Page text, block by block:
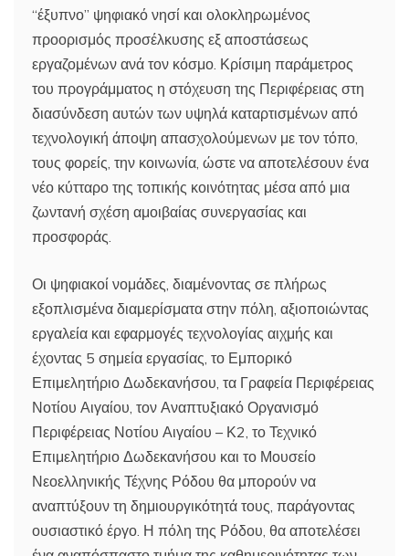
“έξυπνο” ψηφιακό νησί και ολοκληρωμένος
προορισμός προσέλκυσης εξ αποστάσεως
εργαζομένων ανά τον κόσμο. Κρίσιμη παράμετρος
του προγράμματος η στόχευση της Περιφέρειας στη
διασύνδεση αυτών των υψηλά καταρτισμένων από
τεχνολογική άποψη απασχολούμενων με τον τόπο,
τους φορείς, την κοινωνία, ώστε να αποτελέσουν ένα
νέο κύτταρο της τοπικής κοινότητας μέσα από μια
ζωντανή σχέση αμοιβαίας συνεργασίας και
προσφοράς.
Οι ψηφιακοί νομάδες, διαμένοντας σε πλήρως
εξοπλισμένα διαμερίσματα στην πόλη, αξιοποιώντας
εργαλεία και εφαρμογές τεχνολογίας αιχμής και
έχοντας 5 σημεία εργασίας, το Εμπορικό
Επιμελητήριο Δωδεκανήσου, τα Γραφεία Περιφέρειας
Νοτίου Αιγαίου, τον Αναπτυξιακό Οργανισμό
Περιφέρειας Νοτίου Αιγαίου – Κ2, το Τεχνικό
Επιμελητήριο Δωδεκανήσου και το Μουσείο
Νεοελληνικής Τέχνης Ρόδου θα μπορούν να
αναπτύξουν τη δημιουργικότητά τους, παράγοντας
ουσιαστικό έργο. Η πόλη της Ρόδου, θα αποτελέσει